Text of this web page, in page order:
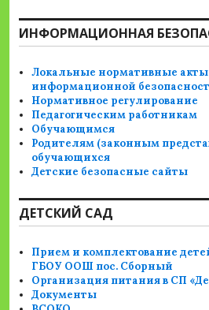
ИНФОРМАЦИОННАЯ
Локальные нормативные акты
информационной
Нормативное регулирование
Педагогическим работникам
Обучающимся
Родителям (законным
обучающихся
Детские безопасные сайты
ДЕТСКИЙ САД
Прием и комплектование
ГБОУ ООШ пос. Сборный
Организация питания в СП
Документы